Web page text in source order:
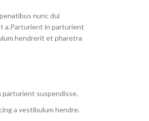
nunc dui
a.Parturient in parturient
hendrerit et pharetra
parturient suspendisse.
a vestibulum hendre.